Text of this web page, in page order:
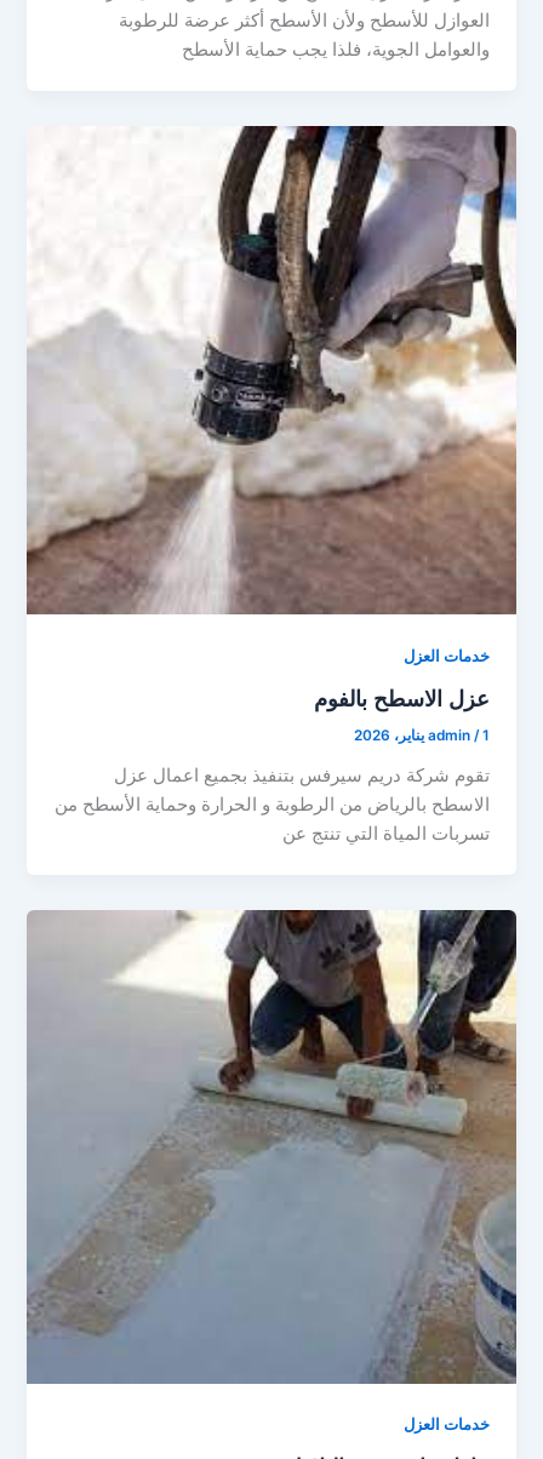
العوازل للأسطح ولأن الأسطح أكثر عرضة للرطوبة
والعوامل الجوية، فلذا يجب حماية الأسطح
خدمات العزل
عزل الاسطح بالفوم
admin /1 يناير، 2026
تقوم شركة دريم سيرفس بتنفيذ بجميع اعمال عزل
الاسطح بالرياض من الرطوبة و الحرارة وحماية الأسطح من
تسربات المياة التي تنتج عن
خدمات العزل